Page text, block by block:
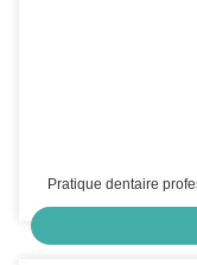
Pratique dentaire